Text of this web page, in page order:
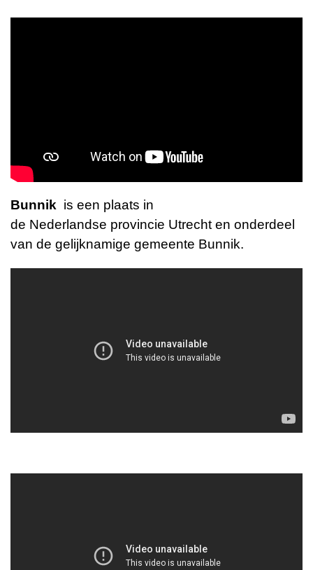
Bunnik is een plaats in
de Nederlandse provincie Utrechten onderdeel
van de gelijknamige gemeente Bunnik.